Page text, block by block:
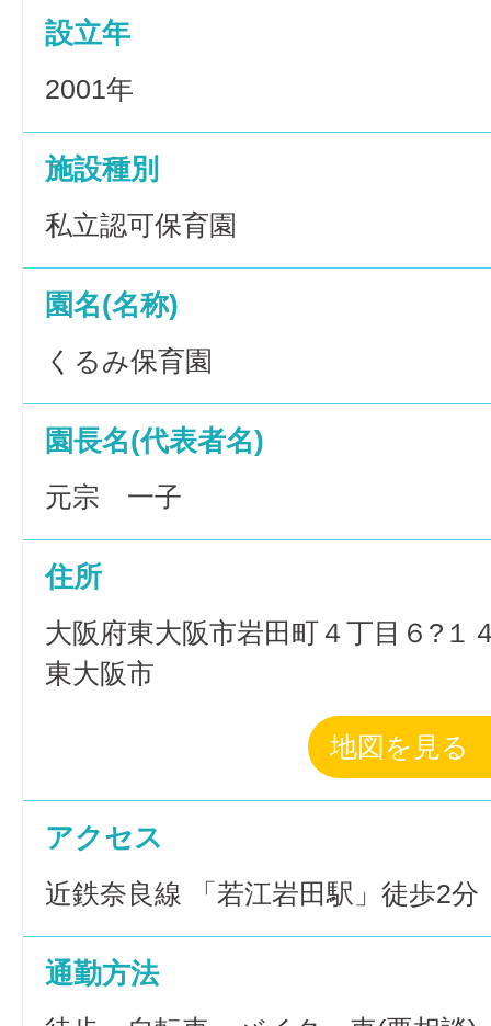
設立年
2001年
施設種別
私立認可保育園
園名(名称)
くるみ保育園
園長名(代表者名)
元宗 一子
住所
大阪府東大阪市岩田町４丁目６?１
東大阪市
地図を見る
アクセス
近鉄奈良線 「若江岩田駅」徒歩2分
通勤方法